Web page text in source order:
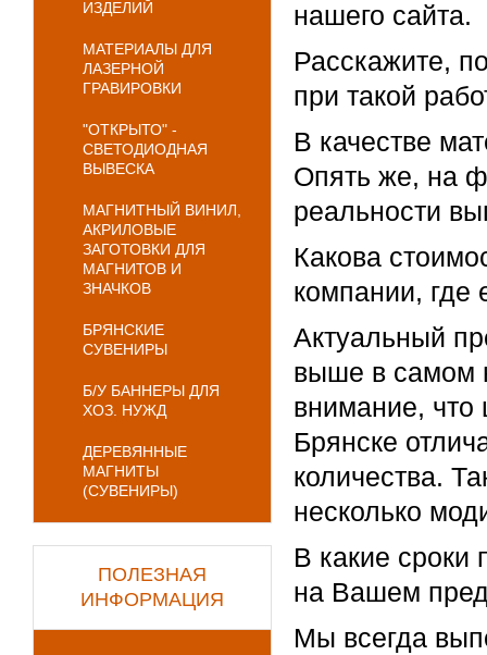
ИЗДЕЛИЙ
МАТЕРИАЛЫ ДЛЯ
ЛАЗЕРНОЙ
ГРАВИРОВКИ
"ОТКРЫТО" -
СВЕТОДИОДНАЯ
ВЫВЕСКА
МАГНИТНЫЙ ВИНИЛ,
АКРИЛОВЫЕ
ЗАГОТОВКИ ДЛЯ
МАГНИТОВ И
ЗНАЧКОВ
БРЯНСКИЕ
СУВЕНИРЫ
Б/У БАННЕРЫ ДЛЯ
ХОЗ. НУЖД
ДЕРЕВЯННЫЕ
МАГНИТЫ
(СУВЕНИРЫ)
ПОЛЕЗНАЯ
ИНФОРМАЦИЯ
нашего сайта.
Расскажите,
при такой
В качестве
Опять же, на
реальности
Какова
компании, где
Актуальный
выше в самом
внимание,
Брянске
количества.
несколько
В какие сроки
на Вашем
Мы всегда